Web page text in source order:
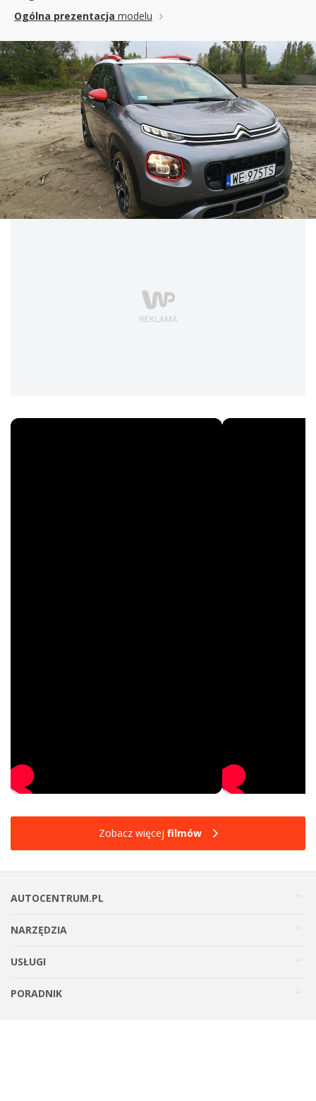
Ogólna prezentacja modelu
Zobacz więcej filmów
AUTOCENTRUM.PL
NARZĘDZIA
USŁUGI
PORADNIK